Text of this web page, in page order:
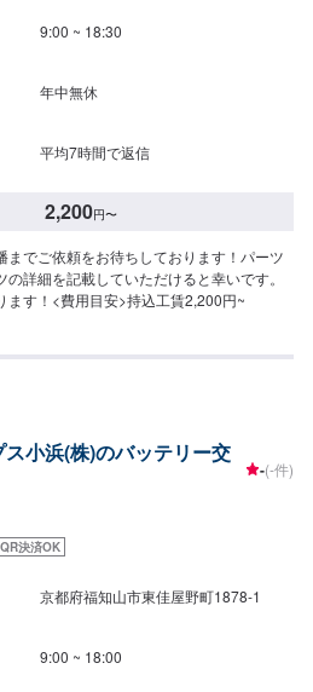
9:00 ~ 18:30
年中無休
平均7時間で返信
2,200円〜
でご依頼をお待ちしております！パーツ
詳細を記載していただけると幸いです。
ます！<費用目安>持込工賃2,200円~
小浜(株)のバッテリー交
-(-件)
QR決済OK
京都府福知山市東佳屋野町1878-1
9:00 ~ 18:00